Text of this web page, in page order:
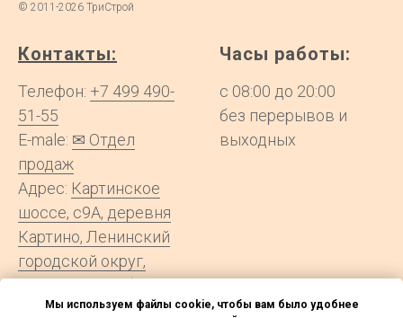
© 2011-2026 ТриСтрой
Контакты:
Телефон: +7 499 490-
51-55
E-male: ✉ Отдел
продаж
Адрес: Картинское
шоссе, с9А, деревня
Картино, Ленинский
городской округ,
Часы работы:
с 08:00 до 20:00
без перерывов и
выходных
Мы используем файлы cookie, чтобы вам было удобнее